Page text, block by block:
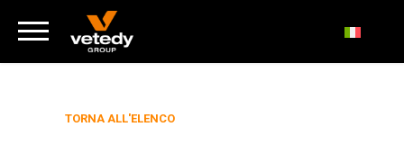
TORNA ALL'ELENCO